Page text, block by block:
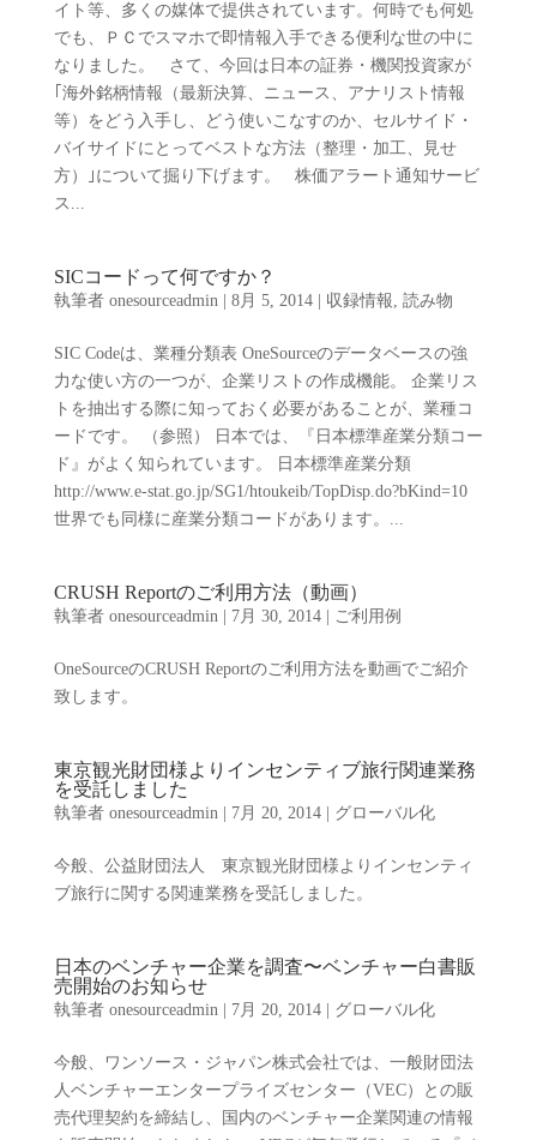
イト等、多くの媒体で提供されています。何時でも何処
でも、ＰＣでスマホで即情報入手できる便利な世の中に
なりました。 さて、今回は日本の証券・機関投資家が
｢海外銘柄情報（最新決算、ニュース、アナリスト情報
等）をどう入手し、どう使いこなすのか、セルサイド・
バイサイドにとってベストな方法（整理・加工、見せ
方）｣について掘り下げます。 株価アラート通知サービ
ス...
SICコードって何ですか？
執筆者 onesourceadmin| 8月 5, 2014| 収録情報, 読み物
SIC Codeは、業種分類表 OneSourceのデータベースの強
力な使い方の一つが、企業リストの作成機能。 企業リス
トを抽出する際に知っておく必要があることが、業種コ
ードです。 （参照） 日本では、『日本標準産業分類コー
ド』がよく知られています。 日本標準産業分類
http://www.e-stat.go.jp/SG1/htoukeib/TopDisp.do?bKind=10
世界でも同様に産業分類コードがあります。...
CRUSH Reportのご利用方法（動画）
執筆者 onesourceadmin| 7月 30, 2014| ご利用例
OneSourceのCRUSH Reportのご利用方法を動画でご紹介
致します。
東京観光財団様よりインセンティブ旅行関連業務
を受託しました
執筆者 onesourceadmin| 7月 20, 2014| グローバル化
今般、公益財団法人 東京観光財団様よりインセンティ
ブ旅行に関する関連業務を受託しました。
日本のベンチャー企業を調査〜ベンチャー白書販
売開始のお知らせ
執筆者 onesourceadmin| 7月 20, 2014| グローバル化
今般、ワンソース・ジャパン株式会社では、一般財団法
人ベンチャーエンタープライズセンター（VEC）との販
売代理契約を締結し、国内のベンチャー企業関連の情報